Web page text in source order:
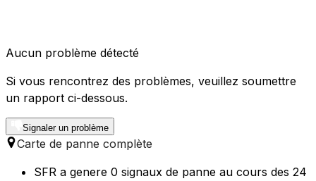
Aucun problème détecté
Si vous rencontrez des problèmes, veuillez soumettre
un rapport ci-dessous.
Signaler un problème
Carte de panne complète
SFR a genere 0 signaux de panne au cours des 24